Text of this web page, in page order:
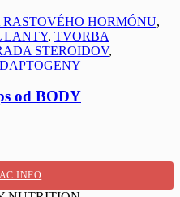
HORMÓNU,
, TVORBA
STEROIDOV,
od BODY
INFO